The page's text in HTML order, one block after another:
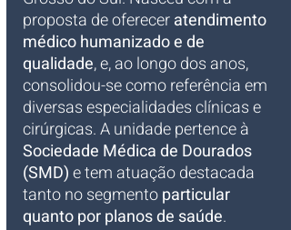
proposta de oferecer atendimento
médico humanizado e de
qualidade, e, ao longo dos anos,
consolidou-se como referência em
diversas especialidades clínicas e
cirúrgicas. A unidade pertence à
Sociedade Médica de Dourados
(SMD) e tem atuação destacada
tanto no segmento particular
quanto por planos de saúde.